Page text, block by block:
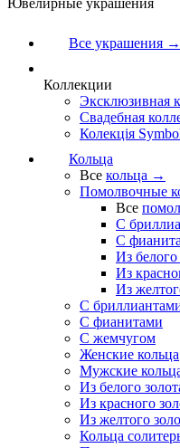
Ювелирные украшения
Все украшения →
Коллекции
Эксклюзивная
Свадебная
Колекція
Кольца
Все кольца →
Помолвочные
Все
С
С
Из белого
Из
Из
С
С фианитами
С жемчугом
Женские кольца
Мужские
Из белого
Из красного
Из желтого
Кольца